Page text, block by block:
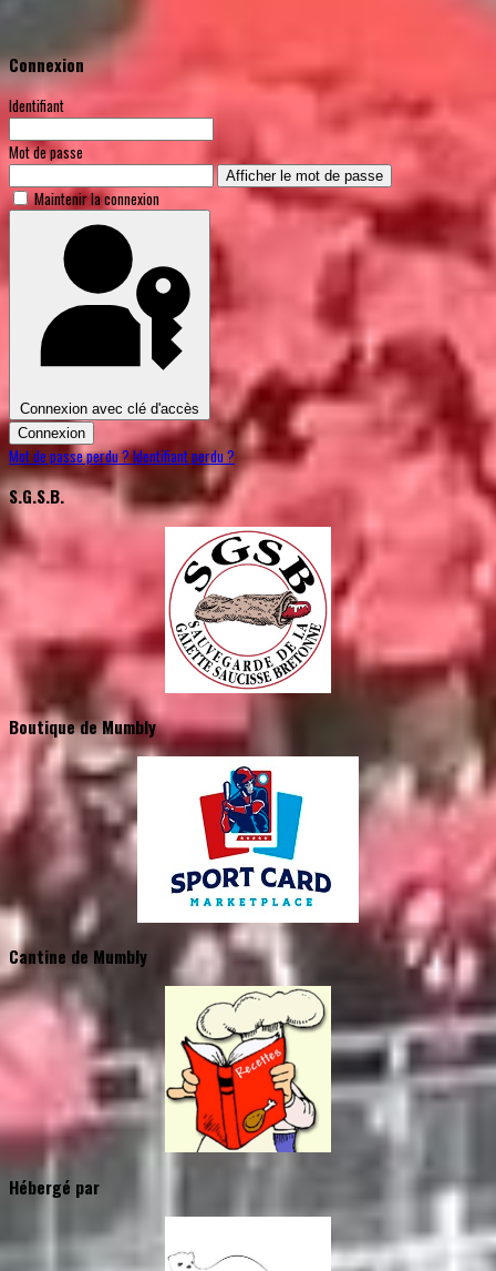
Connexion
Identifiant
Mot de passe
Afficher le mot de passe
Maintenir la connexion
Connexion avec clé d'accès
Connexion
Mot de passe perdu ?Identifiant perdu ?
S.G.S.B.
Boutique de Mumbly
Cantine de Mumbly
Hébergé par